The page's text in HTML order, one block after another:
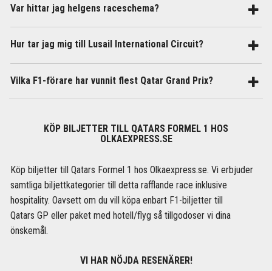
Var hittar jag helgens raceschema?
Hur tar jag mig till Lusail International Circuit?
Vilka F1-förare har vunnit flest Qatar Grand Prix?
KÖP BILJETTER TILL QATARS FORMEL 1 HOS
OLKAEXPRESS.SE
Köp biljetter till Qatars Formel 1 hos Olkaexpress.se. Vi erbjuder
samtliga biljettkategorier till detta rafflande race inklusive
hospitality. Oavsett om du vill köpa enbart F1-biljetter till
Qatars GP eller paket med hotell/flyg så tillgodoser vi dina
önskemål.
VI HAR NÖJDA RESENÄRER!